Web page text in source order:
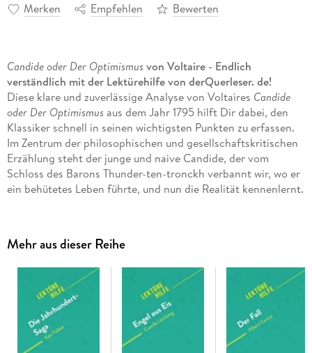
Merken Empfehlen Bewerten
Candide oder Der Optimismus von Voltaire - Endlich
verständlich mit der Lektürehilfe von derQuerleser. de!
Diese klare und zuverlässige Analyse von Voltaires Candide
oder Der Optimismus aus dem Jahr 1795 hilft Dir dabei, den
Klassiker schnell in seinen wichtigsten Punkten zu erfassen.
Im Zentrum der philosophischen und gesellschaftskritischen
Erzählung steht der junge und naive Candide, der vom
Schloss des Barons Thunder-ten-tronckh verbannt wir, wo er
ein behütetes Leben führte, und nun die Realität kennenlernt.
Literaturerbes dar.
In dieser Lektürehilfe sind enthalten:
. Eine vollständige Inhaltsangabe
. Eine übersichtliche Analyse der Hauptfiguren mit
interessanten Details
. Eine leicht verständliche Interpretation der wesentlichen
Mehr aus dieser Reihe